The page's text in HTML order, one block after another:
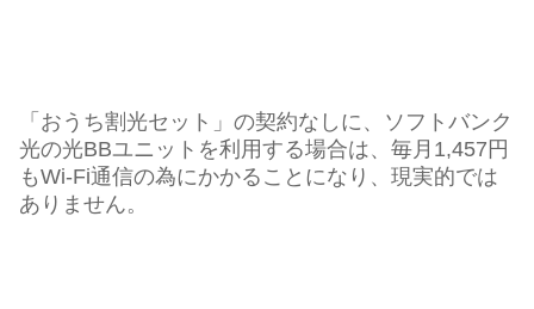
「おうち割光セット」の契約なしに、ソフトバンク
光の光BBユニットを利用する場合は、毎月1,457円
もWi-Fi通信の為にかかることになり、現実的では
ありません。